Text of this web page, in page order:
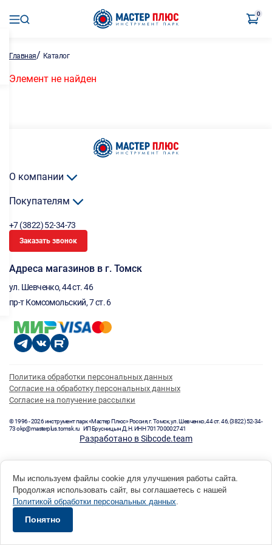
0
Главная/ Каталог
Элемент не найден
О компании
Покупателям
+7 (3822) 52-34-73
Заказать звонок
Адреса магазинов в г. Томск
ул. Шевченко, 44 ст. 46
пр-т Комсомольский, 7 ст. 6
Политика обработки персональных данных
Согласие на обработку персональных данных
Согласие на получение рассылки
© 1996 - 2026 инструмент парк «Мастер Плюс» Россия, г. Томск, ул. Шевченко, 44 ст. 46, (3822) 52-34-
73 okp@masterplus.tomsk.ru ИП Брусницын Д.Н. ИНН 701700002741
Разработано в Sibcode.team
Мы используем файлы cookie для улучшения работы сайта.
Продолжая использовать сайт, вы соглашаетесь с нашей
Политикой обработки персональных данных.
Понятно